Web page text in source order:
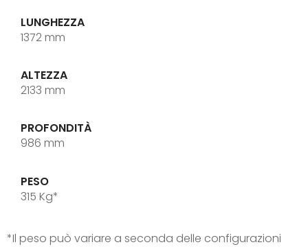
LUNGHEZZA
1372 mm
ALTEZZA
2133 mm
PROFONDITÀ
986 mm
PESO
315 Kg*
*Il peso può variare a seconda delle configurazioni